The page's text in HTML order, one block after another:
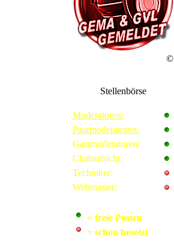
©
Stellenbörse
Moderatoren:
Paarmoderatoren:
Gastmoderatoren:
Chataufsicht:
Techniker:
Webmaster:
= freie Posten
= schon besetzt